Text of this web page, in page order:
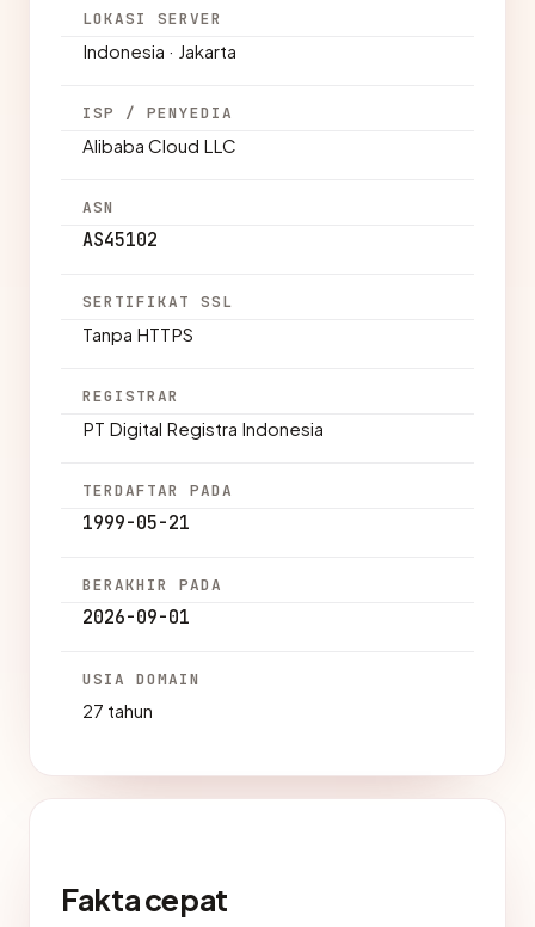
LOKASI SERVER
Indonesia · Jakarta
ISP / PENYEDIA
Alibaba Cloud LLC
ASN
AS45102
SERTIFIKAT SSL
Tanpa HTTPS
REGISTRAR
PT Digital Registra Indonesia
TERDAFTAR PADA
1999-05-21
BERAKHIR PADA
2026-09-01
USIA DOMAIN
27 tahun
Fakta cepat